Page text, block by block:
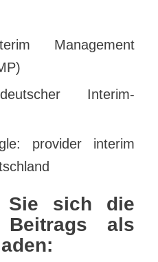
Management
Interim-
provider interim
Sie sich die
als